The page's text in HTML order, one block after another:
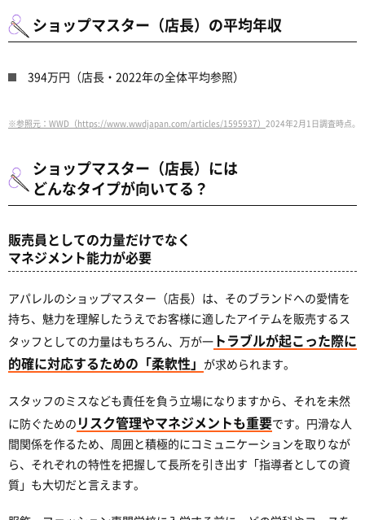
ショップマスター（店長）の平均年収
394万円（店長・2022年の全体平均参照）
※参照元：WWD（https://www.wwdjapan.com/articles/1595937） 2024年2月1日調査時点。
ショップマスター（店長）には
どんなタイプが向いてる？
販売員としての力量だけでなく
マネジメント能力が必要
アパレルのショップマスター（店長）は、そのブランドへの愛情を
持ち、魅力を理解したうえでお客様に適したアイテムを販売するス
タッフとしての力量はもちろん、万が一 トラブルが起こった際に
的確に対応するための「柔軟性」 が求められます。
スタッフのミスなども責任を負う立場になりますから、それを未然
に防ぐための リスク管理やマネジメントも重要です。円滑な人
間関係を作るため、周囲と積極的にコミュニケーションを取りなが
ら、それぞれの特性を把握して長所を引き出す「指導者としての資
質」も大切だと言えます。